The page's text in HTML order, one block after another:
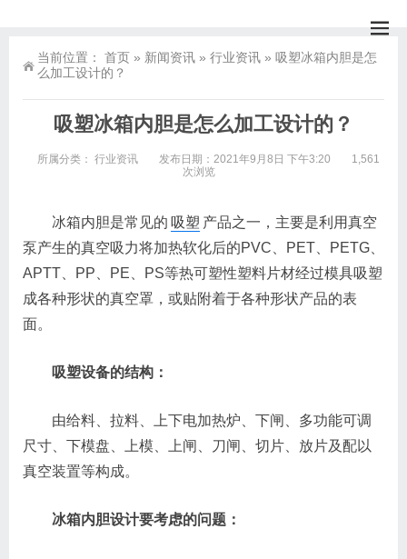
当前位置： 首页 » 新闻资讯 » 行业资讯 » 吸塑冰箱内胆是怎
么加工设计的？
吸塑冰箱内胆是怎么加工设计的？
所属分类： 行业资讯 发布日期：2021年9月8日 下午3:20
1,561
次浏览
冰箱内胆是常见的 吸塑 产品之一，主要是利用真空
泵产生的真空吸力将加热软化后的PVC、PET、PETG、
APTT、PP、PE、PS等热可塑性塑料片材经过模具吸塑
成各种形状的真空罩，或贴附着于各种形状产品的表
面。
吸塑设备的结构：
由给料、拉料、上下电加热炉、下闸、多功能可调
尺寸、下模盘、上模、上闸、刀闸、切片、放片及配以
真空装置等构成。
冰箱内胆设计要考虑的问题：